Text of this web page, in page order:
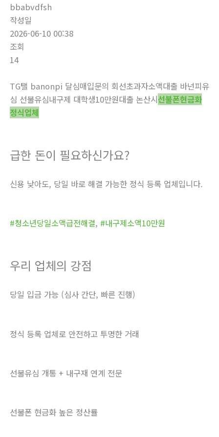
bbabvdfsh
작성일
2026-06-10 00:38
조회
14
TG탤 banonpi 달심매입문의 회선초과자소액대출 바넌피유
심 선불유심내구제 대학생10만원대출 논산시선불폰현금화
정식업체
급한 돈이 필요하신가요?
신용 낮아도, 당일 바로 해결 가능한 정식 등록 업체입니다.
#청소년당일소액급전해결, #내구제소액10만원
우리 업체의 강점
당일 입금 가능 (심사 간단, 빠른 진행)
정식 등록 업체로 안전하고 투명한 거래
선불유심 개통 + 내구재 연계 전문
선불폰 현금화 높은 정산률